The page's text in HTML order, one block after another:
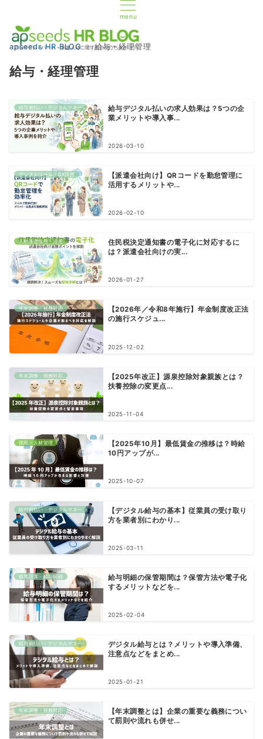
menu
apseeds HR BLOG 給与・経理管理
給与・経理管理
給与前払い・デジタルマネー
給与デジタル払いの求人効果は？5つの企
業メリットや導入事...
2026-03-10
デジタルツール・DX活用
【派遣会社向け】QRコードを勤怠管理に
活用するメリットや...
2026-02-10
人材派遣採用・活用
住民税決定通知書の電子化に対応するに
は？派遣会社向けの実...
2026-01-27
年末調整・税務対応
【2026年／令和8年施行】年金制度改正法
の施行スケジュ...
2025-12-02
年末調整・税務対応
【2025年改正】源泉控除対象親族とは？
扶養控除の変更点...
2025-11-04
採用・人材管理
【2025年10月】最低賃金の推移は？時給
10円アップが...
2025-10-07
給与前払い・デジタルマネー
【デジタル給与の基本】従業員の受け取り
方を業者別にわかり...
2025-03-11
給与計算・給与明細
給与明細の保管期間は？保管方法や電子化
するメリットなどを...
2025-02-04
給与前払い・デジタルマネー
デジタル給与とは？メリットや導入準備、
注意点などをまとめ...
2025-01-21
年末調整・税務対応
【年末調整とは】企業の重要な義務につい
て罰則や流れも併せ...